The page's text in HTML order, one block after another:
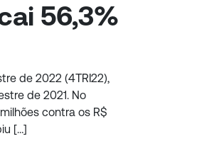
56,3%
de 2022 (4TRI22),
de 2021. No
contra os R$
[…]